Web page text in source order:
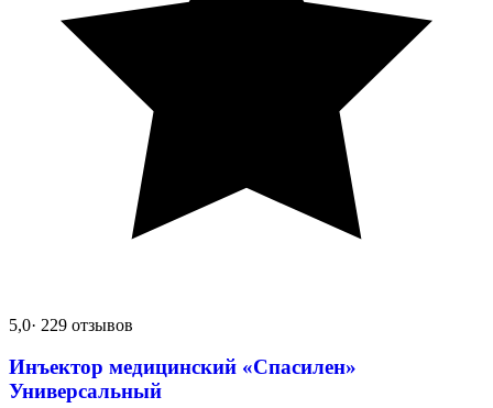
5,0· 229 отзывов
Инъектор медицинский «Спасилен»
Универсальный